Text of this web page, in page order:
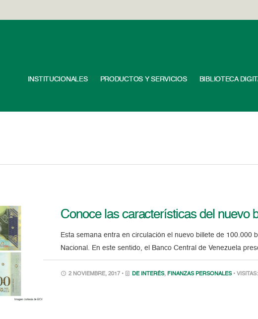
INSTITUCIONALES PRODUCTOS Y SERVICIOS BIBLIOTECA
Conoce las características del nuevo
Esta semana entra en circulación el nuevo billete de
Nacional. En este sentido, el Banco Central de Venezuela
2 NOVIEMBRE, 2017 • DE INTERÉS, FINANZAS PERSONALES •